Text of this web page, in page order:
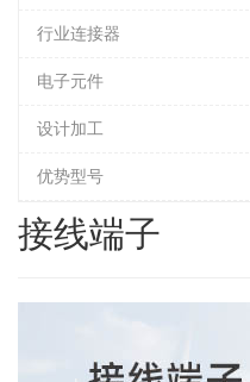
行业连接器
电子元件
设计加工
优势型号
接线端子